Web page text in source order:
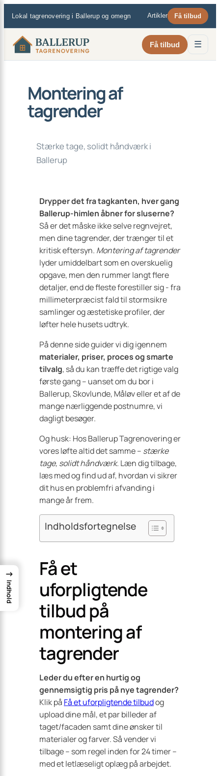
indhold
Lokal tagrenovering i Ballerup og omegn Artikler Få tilbud
Få tilbud ☰
Montering af
tagrender
Stærke tage, solidt håndværk i
Ballerup
Drypper det fra tagkanten, hver gang
Ballerup-himlen åbner for sluserne?
Så er det måske ikke selve regnvejret,
men dine tagrender, der trænger til et
kritisk eftersyn. Montering af tagrender
lyder umiddelbart som en overskuelig
opgave, men den rummer langt flere
detaljer, end de fleste forestiller sig - fra
millimeterpræcist fald til storm­sikre
samlinger og æstetiske profiler, der
løfter hele husets udtryk.
På denne side guider vi dig igennem
materialer, priser, proces og smarte
tilvalg, så du kan træffe det rigtige valg
første gang – uanset om du bor i
Ballerup, Skovlunde, Måløv eller et af de
mange nærliggende postnumre, vi
dagligt besøger.
Og husk: Hos Ballerup Tagrenovering er
vores løfte altid det samme – stærke
tage, solidt håndværk. Læn dig tilbage,
læs med og find ud af, hvordan vi sikrer
dit hus en problemfri afvanding i
mange år frem.
Indholdsfortegnelse
Få et
uforpligtende
tilbud på
montering af
tagrender
Leder du efter en hurtig og
gennemsigtig pris på nye tagrender?
Klik på Få et uforpligtende tilbudog
upload dine mål, et par billeder af
taget/facaden samt dine ønsker til
materialer og farver. Så vender vi
tilbage – som regel inden for 24 timer –
med et letlæseligt oplæg på arbejdet.
→
Indhold